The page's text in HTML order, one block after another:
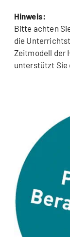
Hinweis:
Bitte achten
die
Zeitmodell der
unterstützt Sie